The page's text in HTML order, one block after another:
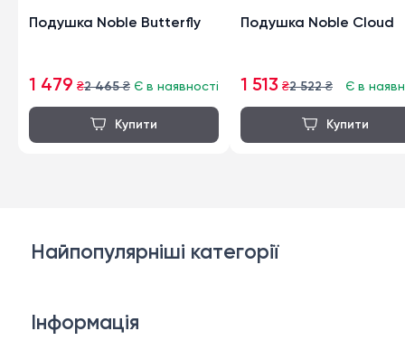
Подушка Noble Butterfly
1 479 ₴2 465₴ Є в наявності
Подушка Noble Cloud
1 513 ₴2 522₴ Є в
Найпопулярніші категорії
Інформація